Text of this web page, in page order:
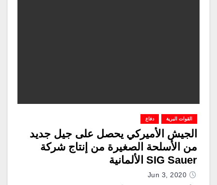
القوات البرية دفاع
الجيش الأميركي يحصل على جيل جديد
من الأسلحة الصغيرة من إنتاج شركة
SIG Sauer الألمانية
Jun 3, 2020